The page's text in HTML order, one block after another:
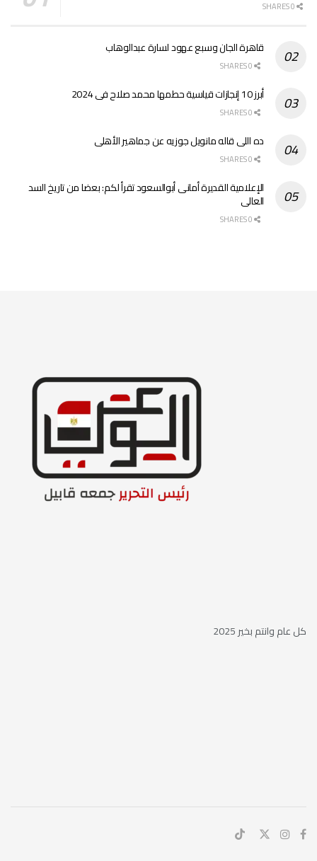
قاهرة الجان وسبع عهود لسارة عبدالوهاب
أبرز 10 إنجازات قياسية حطمها محمد صلاح فى 2024
ده اللى قاله مانويل جوزيه عن جماهير الأهلى
الإعلامية القديرة أمانى أبوالسعود تقرأ لكم: بعضا من تاريخ السد
العالى
كل عام وانتم بخير 2025